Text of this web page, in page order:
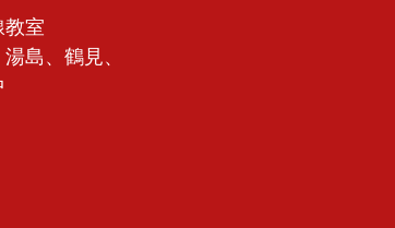
室
島、鶴見、